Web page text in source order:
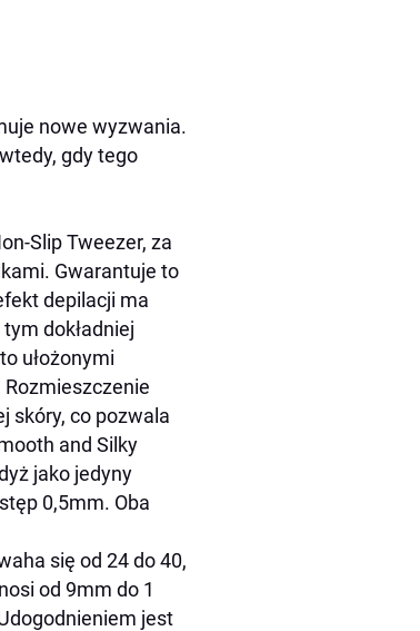
nowe wyzwania.
gdy tego
Slip Tweezer, za
Gwarantuje to
depilacji ma
dokładniej
ułożonymi
skóry, co pozwala
and Silky
jako jedyny
0,5mm. Oba
się od 24 do 40,
od 9mm do 1
jest